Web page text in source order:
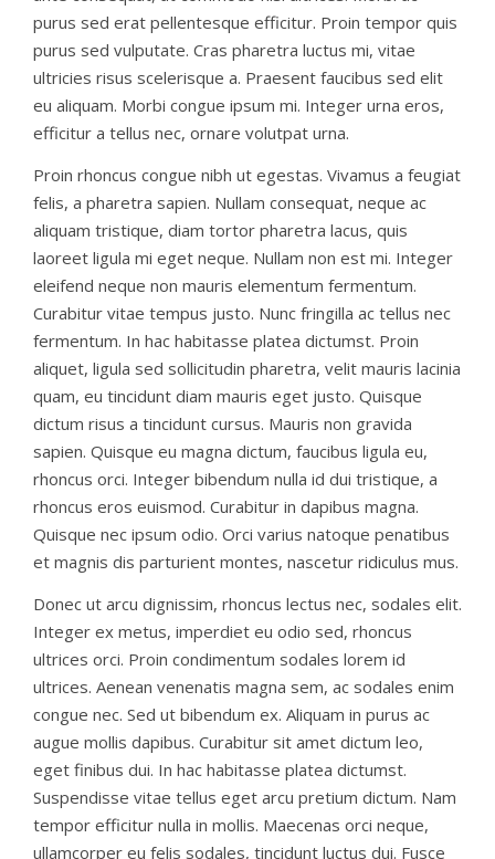
purus sed erat pellentesque efficitur. Proin tempor quis
purus sed vulputate. Cras pharetra luctus mi, vitae
ultricies risus scelerisque a. Praesent faucibus sed elit
eu aliquam. Morbi congue ipsum mi. Integer urna eros,
efficitur a tellus nec, ornare volutpat urna.
Proin rhoncus congue nibh ut egestas. Vivamus a feugiat
felis, a pharetra sapien. Nullam consequat, neque ac
aliquam tristique, diam tortor pharetra lacus, quis
laoreet ligula mi eget neque. Nullam non est mi. Integer
eleifend neque non mauris elementum fermentum.
Curabitur vitae tempus justo. Nunc fringilla ac tellus nec
fermentum. In hac habitasse platea dictumst. Proin
aliquet, ligula sed sollicitudin pharetra, velit mauris lacinia
quam, eu tincidunt diam mauris eget justo. Quisque
dictum risus a tincidunt cursus. Mauris non gravida
sapien. Quisque eu magna dictum, faucibus ligula eu,
rhoncus orci. Integer bibendum nulla id dui tristique, a
rhoncus eros euismod. Curabitur in dapibus magna.
Quisque nec ipsum odio. Orci varius natoque penatibus
et magnis dis parturient montes, nascetur ridiculus mus.
Donec ut arcu dignissim, rhoncus lectus nec, sodales elit.
Integer ex metus, imperdiet eu odio sed, rhoncus
ultrices orci. Proin condimentum sodales lorem id
ultrices. Aenean venenatis magna sem, ac sodales enim
congue nec. Sed ut bibendum ex. Aliquam in purus ac
augue mollis dapibus. Curabitur sit amet dictum leo,
eget finibus dui. In hac habitasse platea dictumst.
Suspendisse vitae tellus eget arcu pretium dictum. Nam
tempor efficitur nulla in mollis. Maecenas orci neque,
ullamcorper eu felis sodales, tincidunt luctus dui. Fusce